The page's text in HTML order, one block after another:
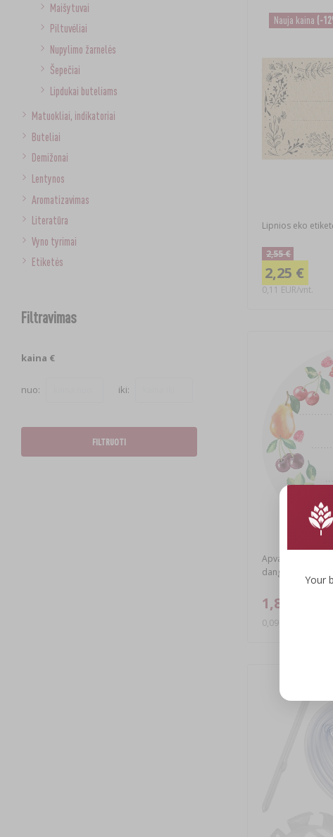
Maišytuvai
Piltuvėliai
Nupylimo žarnelės
Šepečiai
Lipdukai buteliams
Matuokliai, indikatoriai
Buteliai
Demižonai
Lentynos
Aromatizavimas
Literatūra
Vyno tyrimai
Etiketės
Filtravimas
kaina €
nuo: iki:
FILTRUOTI
Nauja kaina (-
Lipnios eko
2,55 €
2,25 €
0,11 EUR/vnt.
Apvalios etiketės
dangteliams/
1,83 €
0,09 EUR/vnt.
Your